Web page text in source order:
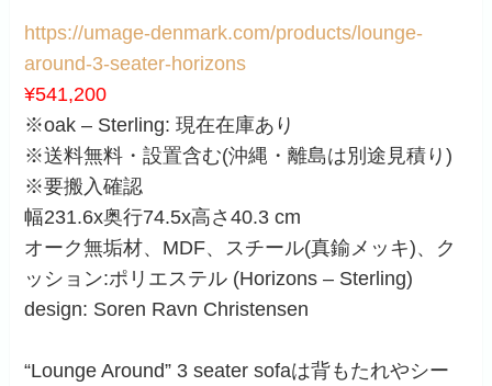
https://umage-denmark.com/products/lounge-
around-3-seater-horizons
¥541,200
※oak – Sterling: 現在在庫あり
※送料無料・設置含む(沖縄・離島は別途見積り)
※要搬入確認
幅231.6x奥行74.5x高さ40.3 cm
オーク無垢材、MDF、スチール(真鍮メッキ)、ク
ッション:ポリエステル (Horizons – Sterling)
design: Soren Ravn Christensen
“Lounge Around” 3 seater sofaは背もたれやシー